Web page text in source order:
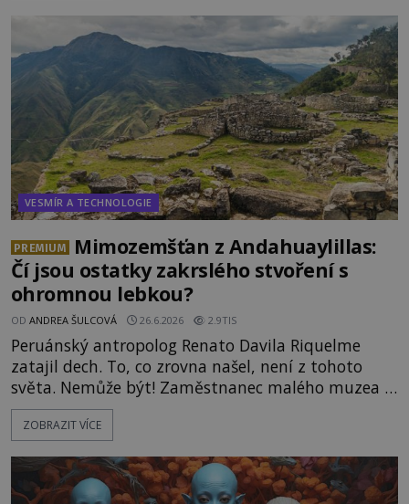
mohlo jít o návštěvu ze světa duchů. Záhadný
záznam okamžitě rozpoutal deb
VESMÍR A TECHNOLOGIE
PREMIUM
Mimozemšťan z Andahuaylillas:
Čí jsou ostatky zakrslého stvoření s
ohromnou lebkou?
OD ANDREA ŠULCOVÁ 26.6.2026 2.9TIS
Peruánský antropolog Renato Davila Riquelme
zatajil dech. To, co zrovna našel, není z tohoto
světa. Nemůže být! Zaměstnanec malého muzea v
peruánském městečku Andahuaylillas nedaleko
legendárního Cuzca pomalu sestupuje z posvátné
Právě nalezl ostatky dvou mimozemšťanů! Vědci
nad nálezem kroutí hlavou. Už na
ZOBRAZIT VÍCE